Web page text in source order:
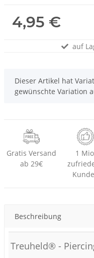
4,95 €
auf
x
Dieser Artikel hat
gewünschte Variation
Gratis Versand
ab 29€
1
Beschreibung
Treuheld® -